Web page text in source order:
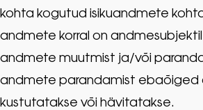
kohta kogutud isikuandmete
andmete korral on
andmete muutmist ja/või
andmete parandamist ebaõiged
kustutatakse või hävitatakse.